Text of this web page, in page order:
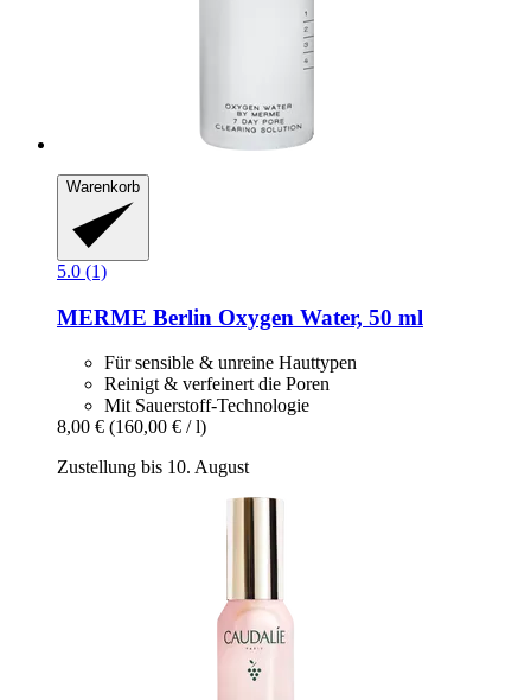
Warenkorb
5.0 (1)
MERME Berlin Oxygen Water, 50 ml
Für sensible & unreine Hauttypen
Reinigt & verfeinert die Poren
Mit Sauerstoff-Technologie
8,00 € (160,00 € / l)
Zustellung bis 10. August